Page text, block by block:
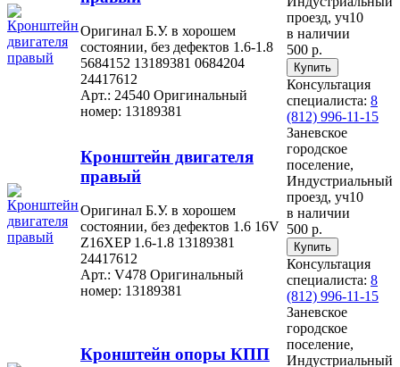
Оригинал Б.У. в хорошем
состоянии, без дефектов 1.6-1.8
5684152 13189381 0684204
24417612
Арт.: 24540 Оригинальный
номер: 13189381
проезд, уч10
в наличии
500 р.
Консультация
специалиста: 8
(812) 996-11-15
Кронштейн двигателя
правый
Оригинал Б.У. в хорошем
состоянии, без дефектов 1.6 16V
Z16XEP 1.6-1.8 13189381
24417612
Арт.: V478 Оригинальный
номер: 13189381
Заневское
городское
поселение,
Индустриальный
проезд, уч10
в наличии
500 р.
Консультация
специалиста: 8
(812) 996-11-15
Кронштейн опоры КПП
Заневское
городское
поселение,
Индустриальный